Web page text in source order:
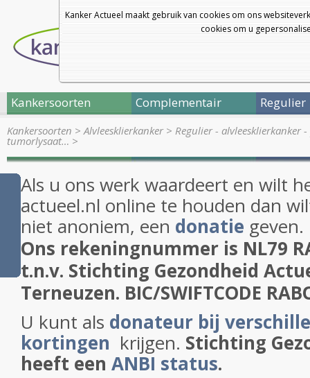
Kanker Actueel maakt gebruik van cookies om ons
cookies om u
Kankersoorten Complementair Regulier
Kankersoorten >Alvleesklierkanker> Regulier - alvleesklierkanker
tumorlysaat… >
Als u ons werk waardeert en wilt
actueel.nl online te houden dan
niet anoniem, een donatie geven.
Ons rekeningnummer is NL79
t.n.v. Stichting Gezondheid
Terneuzen. BIC/SWIFTCODE
U kunt als donateur bij
kortingen krijgen. Stichting
heeft een ANBI status.